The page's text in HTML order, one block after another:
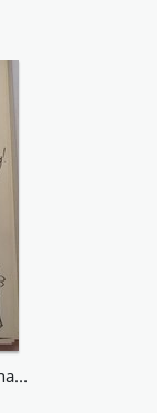
Jacques TARDI Dessin Original Dédicace Soldat Poilu Guerre , dans La BD Album TL Toilé Trou D'Obus Eo 1984 + 4 Planches Maquette